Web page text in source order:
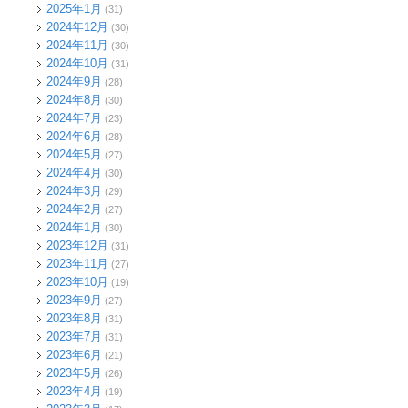
2025年1月 (31)
2024年12月 (30)
2024年11月 (30)
2024年10月 (31)
2024年9月 (28)
2024年8月 (30)
2024年7月 (23)
2024年6月 (28)
2024年5月 (27)
2024年4月 (30)
2024年3月 (29)
2024年2月 (27)
2024年1月 (30)
2023年12月 (31)
2023年11月 (27)
2023年10月 (19)
2023年9月 (27)
2023年8月 (31)
2023年7月 (31)
2023年6月 (21)
2023年5月 (26)
2023年4月 (19)